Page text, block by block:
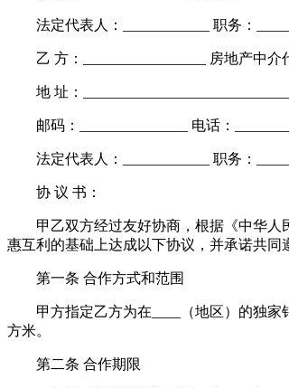
法定代表人：____________ 职务：
乙 方：_________________ 房地产中介
地 址：
邮码：_______________ 电话：
法定代表人：____________ 职务：
协 议 书：
甲乙双方经过友好协商，根据《中华人民
惠互利的基础上达成以下协议，并承诺共同
第一条 合作方式和范围
甲方指定乙方为在____（地区）的独家销
方米。
第二条 合作期限